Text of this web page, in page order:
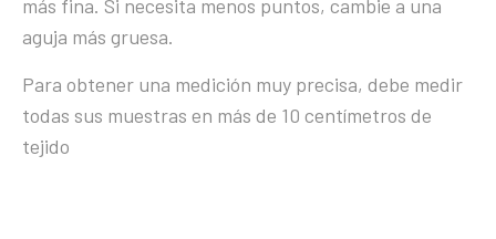
más fina. Si necesita menos puntos, cambie a una
aguja más gruesa.
Para obtener una medición muy precisa, debe medir
todas sus muestras en más de 10 centímetros de
tejido